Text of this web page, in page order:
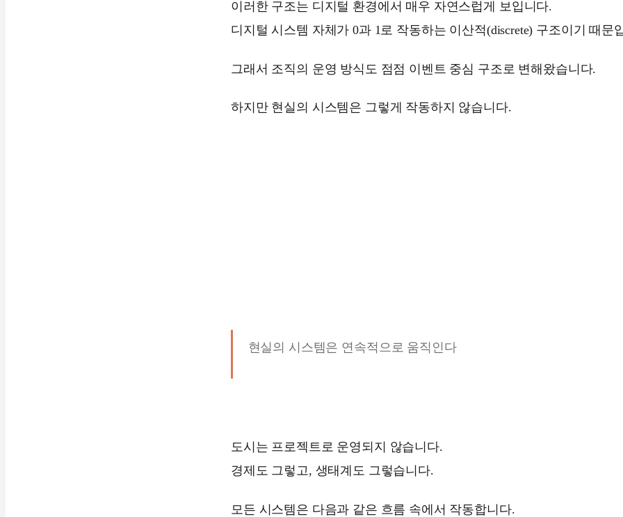
이러한 구조는 디지털 환경에서 매우 자연스럽게 보입니다.
디지털 시스템 자체가 0과 1로 작동하는 이산적(discrete) 구조이기 때문
그래서 조직의 운영 방식도 점점 이벤트 중심 구조로 변해왔습니다.
하지만 현실의 시스템은 그렇게 작동하지 않습니다.
현실의 시스템은 연속적으로 움직인다
도시는 프로젝트로 운영되지 않습니다.
경제도 그렇고, 생태계도 그렇습니다.
모든 시스템은 다음과 같은 흐름 속에서 작동합니다.